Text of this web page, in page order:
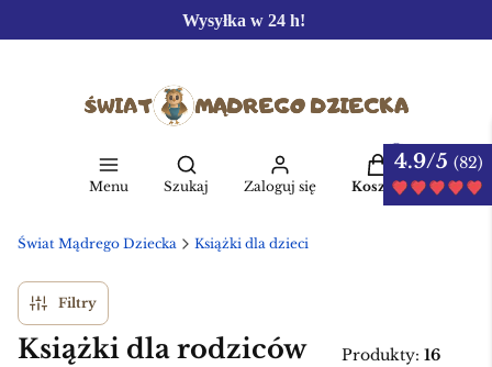
Wysyłka w 24 h!
Menu
Otwórz wyszukiwarkę
Szukaj Zaloguj się
Produkty w
Koszyk
Świat Mądrego Dziecka Książki dla dzieci
Filtry
Książki dla rodziców Produkty: 16
4.9/5 (82)